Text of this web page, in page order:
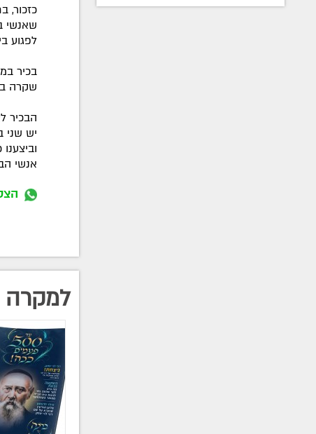
כזכור,
שאנשי
לפגוע
בכיר
שקרה במומבאי.
הבכיר
יש שני
אנשי